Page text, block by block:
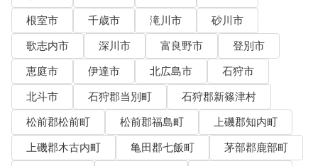
根室市
千歳市 滝川市
砂川市
歌志内市
深川市 富良野市
登別市
恵庭市
伊達市 北広島市
石狩市
北斗市
石狩郡当別町
石狩郡新篠津村
松前郡松前町
松前郡福島町
上磯郡知内町
上磯郡木古内町
亀田郡七飯町
茅部郡鹿部町